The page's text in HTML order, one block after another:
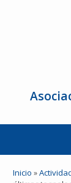
La ANFEI
Inicio »